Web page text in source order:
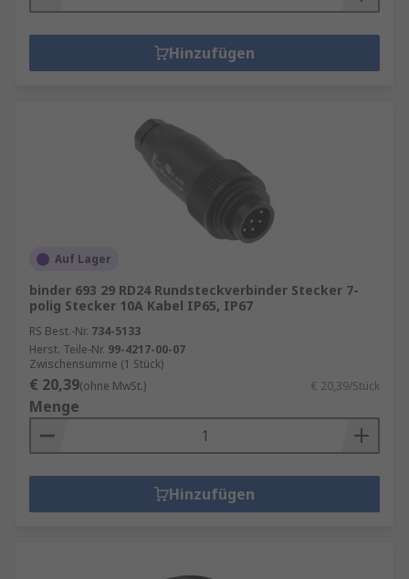
Hinzufügen
Auf Lager
binder 693 29 RD24 Rundsteckverbinder Stecker 7-
polig Stecker 10A Kabel IP65, IP67
RS Best.-Nr. 734-5133
Herst. Teile-Nr. 99-4217-00-07
Zwischensumme (1 Stück)
€ 20,39(ohne MwSt.) € 20,39/Stück
Menge
Hinzufügen